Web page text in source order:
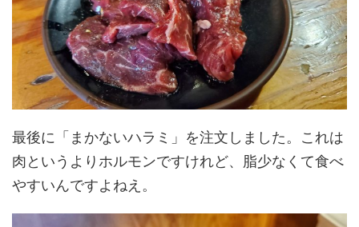
最後に「まかないハラミ」を注文しました。これは
肉というよりホルモンですけれど、脂少なくて食べ
やすいんですよねえ。